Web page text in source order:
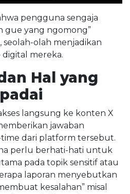
pengguna sengaja
gue yang ngomong”
seolah-olah menjadikan
digital mereka.
Hal yang
langsung ke konten X
jawaban
dari platform tersebut.
perlu berhati-hati untuk
pada topik sensitif atau
laporan menyebutkan
kesalahan” misal